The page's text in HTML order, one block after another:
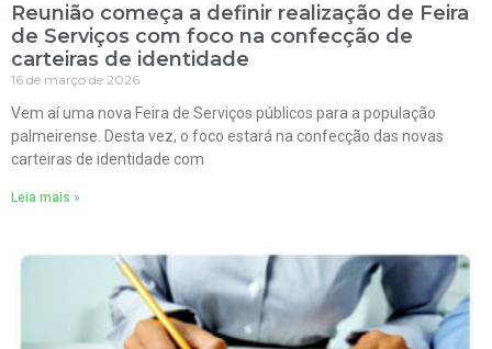
Reunião começa a definir realização de Feira
de Serviços com foco na confecção de
carteiras de identidade
16 de março de 2026
Vem aí uma nova Feira de Serviços públicos para a população
palmeirense. Desta vez, o foco estará na confecção das novas
carteiras de identidade com
Leia mais »